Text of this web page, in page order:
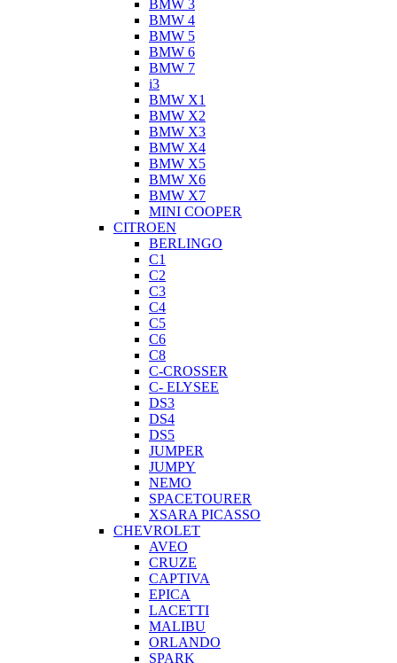
BMW 3
BMW 4
BMW 5
BMW 6
BMW 7
i3
BMW X1
BMW X2
BMW X3
BMW X4
BMW X5
BMW X6
BMW X7
MINI COOPER
CITROEN
BERLINGO
C1
C2
C3
C4
C5
C6
C8
C-CROSSER
C- ELYSEE
DS3
DS4
DS5
JUMPER
JUMPY
NEMO
SPACETOURER
XSARA PICASSO
CHEVROLET
AVEO
CRUZE
CAPTIVA
EPICA
LACETTI
MALIBU
ORLANDO
SPARK